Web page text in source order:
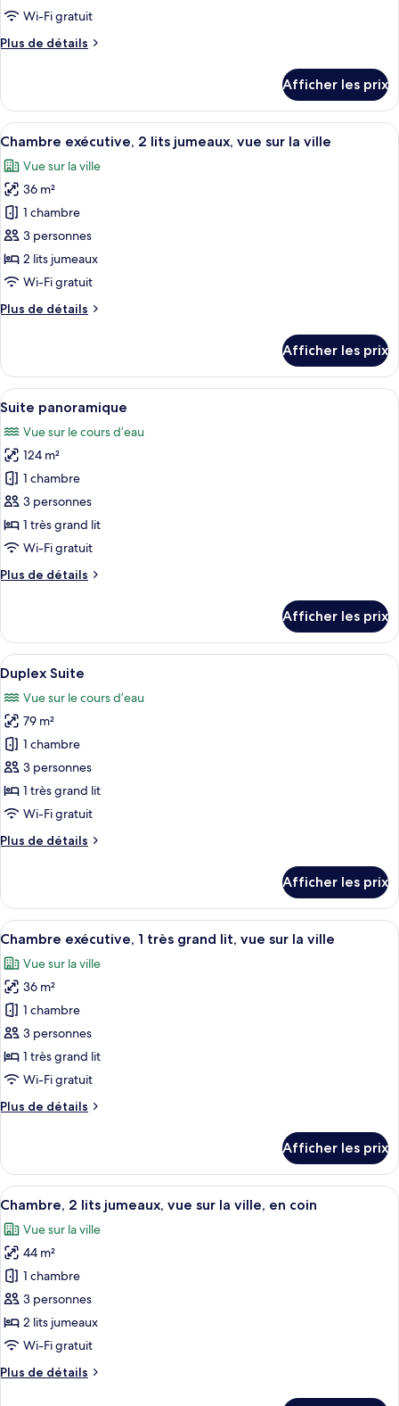
pour
ce
chambre :
Guest
Twin
Room
Wi-Fi gratuit
Plus de détails
Plus
Guest
Twin
Room
Afficher les prix
Afficher
toutes
les
photos
pour
ce
type
de
chambre :
Chambre
lits
jumeaux,
vue
sur
la
ville
Chambre exécutive, 2 lits jumeaux,
6
Chambre exécutive, 2 lits jumeaux, vue sur la ville
Vue sur la ville
36 m²
1 chambre
3 personnes
2 lits jumeaux
Wi-Fi gratuit
Plus de détails
Plus
Chambre
exécutive,
2
jumeaux,
vue
sur
la
ville
Afficher les prix
Afficher
toutes
les
photos
pour
ce
type
de
chambre :
Suite
Une chambre d’hôtel moderne,
13
Suite panoramique
Vue sur le cours d’eau
124 m²
1 chambre
3 personnes
1 très grand lit
Wi-Fi gratuit
Plus de détails
Plus
Suite
panoramique
Afficher les prix
Afficher
toutes
les
photos
pour
ce
type
de
chambre :
Duplex
Une salle de bain moderne avec
11
Duplex Suite
Vue sur le cours d’eau
79 m²
1 chambre
3 personnes
1 très grand lit
Wi-Fi gratuit
Plus de détails
Plus
Duplex
Suite
Afficher les prix
Afficher
toutes
les
photos
pour
ce
type
de
chambre :
Chambre
très
grand
lit,
vue
sur
la
ville
Chambre exécutive, 1 très grand lit,
6
Chambre exécutive, 1 très grand lit, vue sur la ville
Vue sur la ville
36 m²
1 chambre
3 personnes
1 très grand lit
Wi-Fi gratuit
Plus de détails
Plus
Chambre
exécutive,
1
grand
lit,
vue
sur
la
ville
Afficher les prix
Afficher
toutes
les
photos
pour
ce
type
de
chambre :
Chambre,
Une chambre d’hôtel avec deux lits,
6
Chambre, 2 lits jumeaux, vue sur la ville, en coin
Vue sur la ville
44 m²
1 chambre
3 personnes
2 lits jumeaux
Wi-Fi gratuit
Plus de détails
Plus